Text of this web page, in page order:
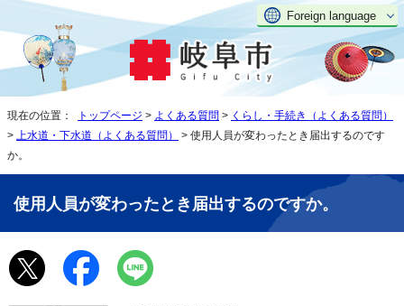
Foreign language
現在の位置： トップページ > よくある質問 > くらし・手続き（よくある質問）
>
上水道・下水道（よくある質問）
> 使用人員が変わったとき届出するのです
か。
使用人員が変わったとき届出するのですか。